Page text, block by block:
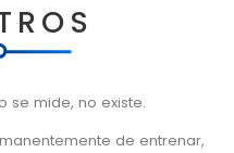
se mide, no existe.
de entrenar,